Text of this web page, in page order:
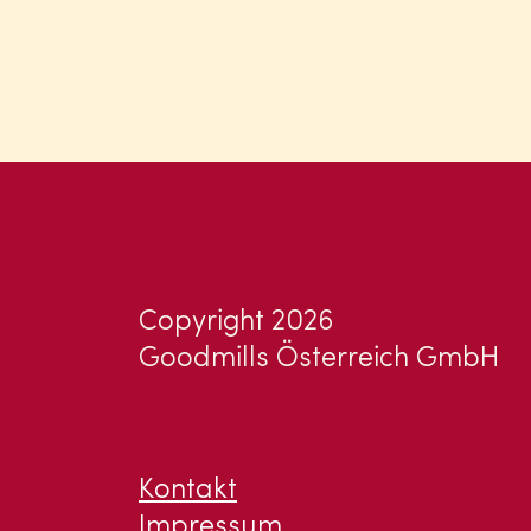
Copyright 2026
Goodmills Österreich GmbH
Kontakt